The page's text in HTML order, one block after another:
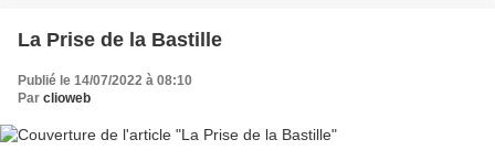
La Prise de la Bastille
Publié le 14/07/2022 à 08:10
Par clioweb